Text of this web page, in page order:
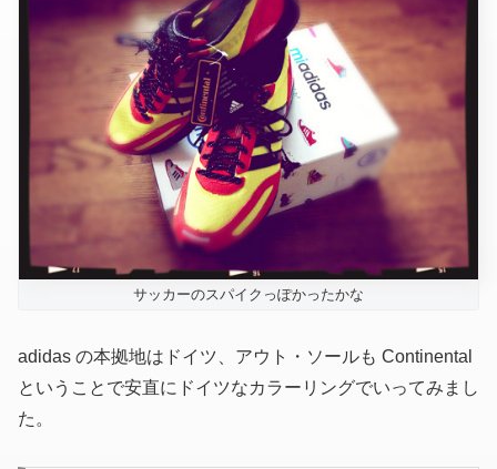
サッカーのスパイクっぽかったかな
adidas の本拠地はドイツ、アウト・ソールも Continental
ということで安直にドイツなカラーリングでいってみまし
た。